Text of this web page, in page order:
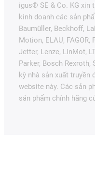
igus® SE & Co. KG xin
kinh doanh các sản
Baumüller, Beckhoff,
Motion, ELAU, FAGOR,
Jetter, Lenze, LinMot,
Parker, Bosch Rexroth,
kỳ nhà sản xuất truyền
website này. Các sản
sản phẩm chính hãng